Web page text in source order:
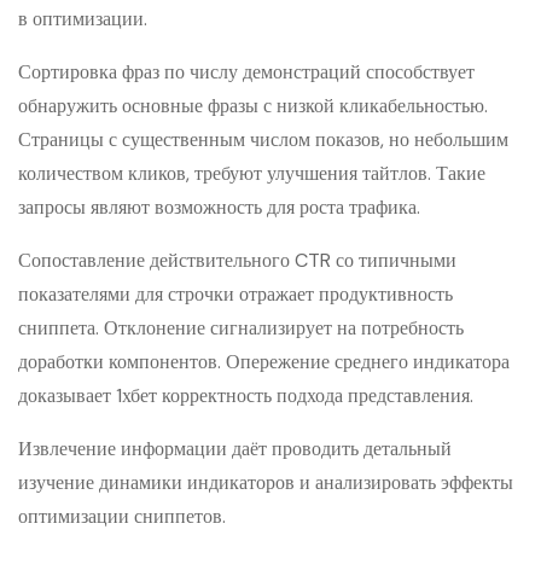
в оптимизации.
Сортировка фраз по числу демонстраций способствует
обнаружить основные фразы с низкой кликабельностью.
Страницы с существенным числом показов, но небольшим
количеством кликов, требуют улучшения тайтлов. Такие
запросы являют возможность для роста трафика.
Сопоставление действительного CTR со типичными
показателями для строчки отражает продуктивность
сниппета. Отклонение сигнализирует на потребность
доработки компонентов. Опережение среднего индикатора
доказывает 1хбет корректность подхода представления.
Извлечение информации даёт проводить детальный
изучение динамики индикаторов и анализировать эффекты
оптимизации сниппетов.